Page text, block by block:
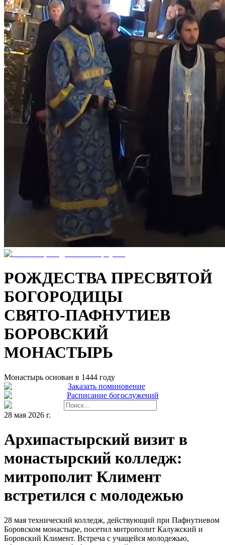
РОЖДЕСТВА ПРЕСВЯТОЙ
БОГОРОДИЦЫ
СВЯТО-ПАФНУТИЕВ
БОРОВСКИЙ
МОНАСТЫРЬ
Монастырь основан в 1444 году
Заказать поминовение
Расписание богослужений
28 мая 2026 г.
Архипастырский визит в
монастырский колледж:
митрополит Климент
встретился с молодежью
28 мая технический колледж, действующий при Пафнутиевом
Боровском монастыре, посетил митрополит Калужский и
Боровский Климент. Встреча с учащейся молодежью,